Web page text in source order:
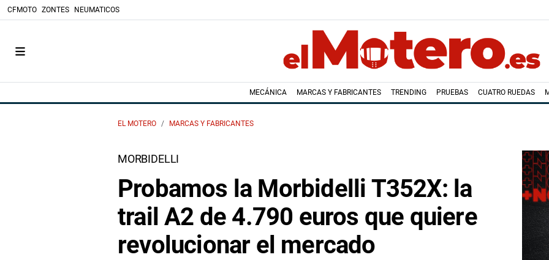
CFMOTO ZONTES NEUMATICOS
MECÁNICA MARCAS Y FABRICANTES TRENDING PRUEBAS CUATRO RUEDAS
EL MOTERO MARCAS Y FABRICANTES
MORBIDELLI
Probamos la Morbidelli T352X: la
trail A2 de 4.790 euros que quiere
revolucionar el mercado